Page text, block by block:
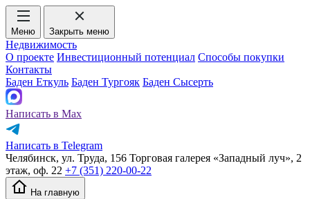
Меню Закрыть меню
Недвижимость
О проекте Инвестиционный потенциал Способы покупки
Контакты
Баден Еткуль Баден Тургояк Баден Сысерть
Написать в Max
Написать в Telegram
Челябинск, ул. Труда, 156 Торговая галерея «Западный луч», 2
этаж, оф. 22 +7 (351) 220-00-22
На главную